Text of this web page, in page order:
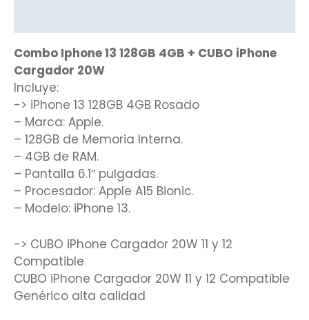
Combo Iphone 13 128GB 4GB + CUBO iPhone
Cargador 20W
Incluye:
-> iPhone 13 128GB 4GB Rosado
– Marca: Apple.
– 128GB de Memoria Interna.
– 4GB de RAM.
– Pantalla 6.1″ pulgadas.
– Procesador: Apple A15 Bionic.
– Modelo: iPhone 13.
-> CUBO iPhone Cargador 20W 11 y 12
Compatible
CUBO iPhone Cargador 20W 11 y 12 Compatible
Genérico alta calidad